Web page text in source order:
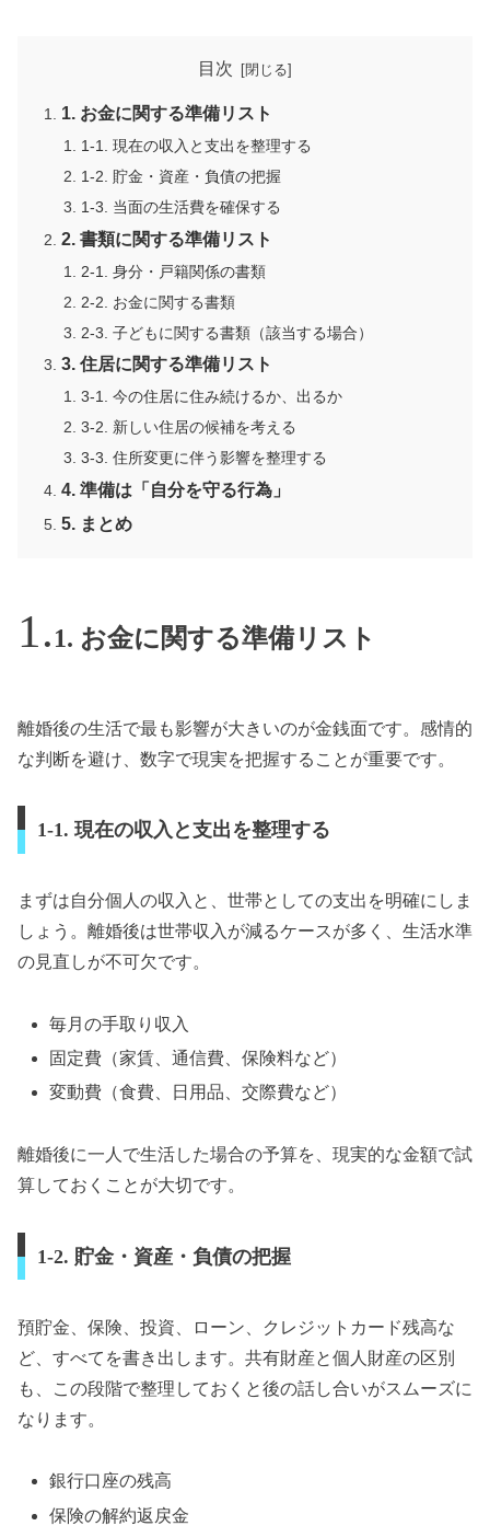
目次
1. お金に関する準備リスト
1-1. 現在の収入と支出を整理する
1-2. 貯金・資産・負債の把握
1-3. 当面の生活費を確保する
2. 書類に関する準備リスト
2-1. 身分・戸籍関係の書類
2-2. お金に関する書類
2-3. 子どもに関する書類（該当する場合）
3. 住居に関する準備リスト
3-1. 今の住居に住み続けるか、出るか
3-2. 新しい住居の候補を考える
3-3. 住所変更に伴う影響を整理する
4. 準備は「自分を守る行為」
5. まとめ
1. お金に関する準備リスト
離婚後の生活で最も影響が大きいのが金銭面です。感情的
な判断を避け、数字で現実を把握することが重要です。
1-1. 現在の収入と支出を整理する
まずは自分個人の収入と、世帯としての支出を明確にしま
しょう。離婚後は世帯収入が減るケースが多く、生活水準
の見直しが不可欠です。
毎月の手取り収入
固定費（家賃、通信費、保険料など）
変動費（食費、日用品、交際費など）
離婚後に一人で生活した場合の予算を、現実的な金額で試
算しておくことが大切です。
1-2. 貯金・資産・負債の把握
預貯金、保険、投資、ローン、クレジットカード残高な
ど、すべてを書き出します。共有財産と個人財産の区別
も、この段階で整理しておくと後の話し合いがスムーズに
なります。
銀行口座の残高
保険の解約返戻金